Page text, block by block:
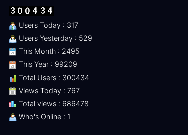
Users Today : 317
Users Yesterday : 529
This Month : 2495
This Year : 99209
Total Users : 300434
Views Today : 767
Total views : 686478
Who's Online : 1